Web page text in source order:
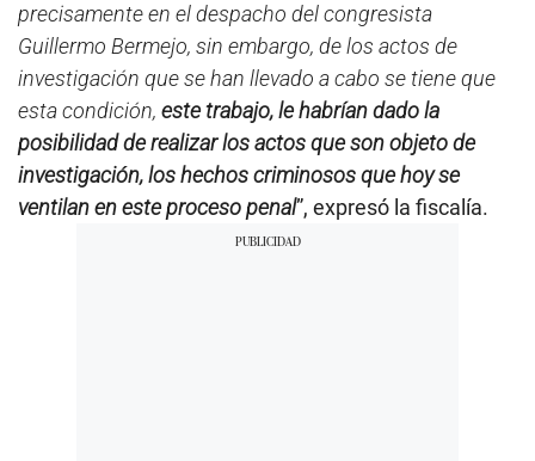
precisamente en el despacho del congresista
Guillermo Bermejo, sin embargo, de los actos de
investigación que se han llevado a cabo se tiene que
esta condición, este trabajo, le habrían dado la
posibilidad de realizar los actos que son objeto de
investigación, los hechos criminosos que hoy se
ventilan en este proceso penal”, expresó la fiscalía.